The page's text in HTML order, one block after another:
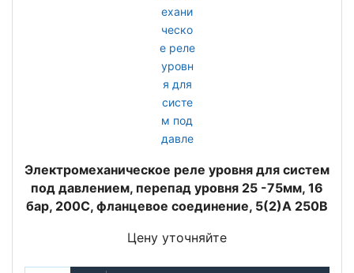
Электромеханическое реле уровня для систем
под давлением, перепад уровня 25 -75мм, 16
бар, 200C, фланцевое соединение, 5(2)A 250В
Цену уточняйте